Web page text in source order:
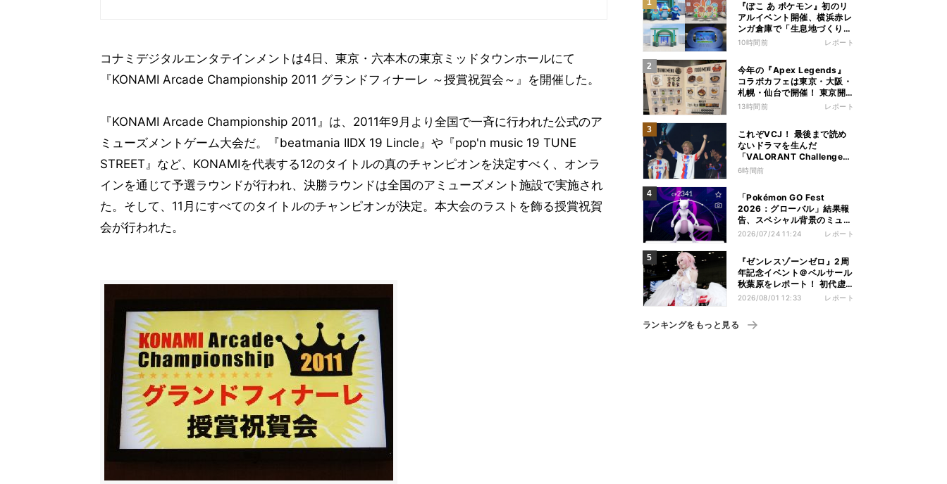
コナミデジタルエンタテインメントは4日、東京・六本木の東京ミッドタウンホールにて
『KONAMI Arcade Championship 2011 グランドフィナーレ ～授賞祝賀会～』を開催した。
『KONAMI Arcade Championship 2011』は、2011年9月より全国で一斉に行われた公式のア
ミューズメントゲーム大会だ。『beatmania IIDX 19 Lincle』や『pop'n music 19 TUNE
STREET』など、KONAMIを代表する12のタイトルの真のチャンピオンを決定すべく、オンラ
インを通じて予選ラウンドが行われ、決勝ラウンドは全国のアミューズメント施設で実施され
た。そして、11月にすべてのタイトルのチャンピオンが決定。本大会のラストを飾る授賞祝賀
会が行われた。
『ぽこ あ ポケモン』初のリ
アルイベント開催、横浜赤レ
ンガ倉庫で「生息地づくり」
を体験してきた
10時間前 レポート
今年の『Apex Legends』
コラボカフェは東京・大阪・
札幌・仙台で開催！ 東京開
催分を見てきた
13時間前 レポート
これぞVCJ！ 最後まで読め
ないドラマを生んだ
「VALORANT Challengers
Japan 2026」オフラインを
6時間前
「Pokémon GO Fest
2026：グローバル」結果報
告、スペシャル背景のミュウ
ツーや色違いポケモンもゲッ
2026/07/24 11:24 レポート
『ゼンレスゾーンゼロ』2周
年記念イベント＠ベルサール
秋葉原をレポート！ 初代虚
狩りレミエール、実在。
2026/08/01 12:33 レポート
ランキングをもっと見る